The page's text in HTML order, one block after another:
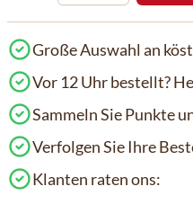
Große Auswahl an
Vor 12 Uhr bestellt?
Sammeln Sie Punkte
Verfolgen Sie Ihre
Klanten raten ons: